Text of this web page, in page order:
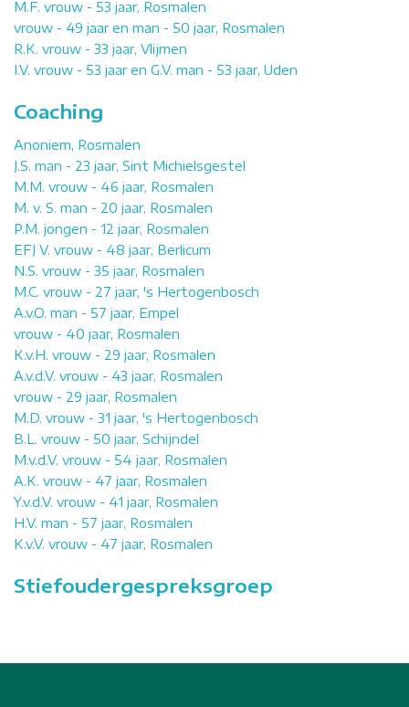
M.F. vrouw - 53 jaar, Rosmalen
vrouw - 49 jaar en man - 50 jaar, Rosmalen
R.K. vrouw - 33 jaar, Vlijmen
I.V. vrouw - 53 jaar en G.V. man - 53 jaar, Uden
Coaching
Anoniem, Rosmalen
J.S. man - 23 jaar, Sint Michielsgestel
M.M. vrouw - 46 jaar, Rosmalen
M. v. S. man - 20 jaar, Rosmalen
P.M. jongen - 12 jaar, Rosmalen
EFJ V. vrouw - 48 jaar, Berlicum
N.S. vrouw - 35 jaar, Rosmalen
M.C. vrouw - 27 jaar, 's Hertogenbosch
A.v.O. man - 57 jaar, Empel
vrouw - 40 jaar, Rosmalen
K.v.H. vrouw - 29 jaar, Rosmalen
A.v.d.V. vrouw - 43 jaar, Rosmalen
vrouw - 29 jaar, Rosmalen
M.D. vrouw - 31 jaar, 's Hertogenbosch
B.L. vrouw - 50 jaar, Schijndel
M.v.d.V. vrouw - 54 jaar, Rosmalen
A.K. vrouw - 47 jaar, Rosmalen
Y.v.d.V. vrouw - 41 jaar, Rosmalen
H.V. man - 57 jaar, Rosmalen
K.v.V. vrouw - 47 jaar, Rosmalen
Stiefoudergespreksgroep